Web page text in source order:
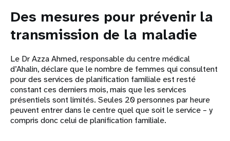
Des mesures pour prévenir la
transmission de la maladie
Le Dr Azza Ahmed, responsable du centre médical
d’Ahalin, déclare que le nombre de femmes qui consultent
pour des services de planification familiale est resté
constant ces derniers mois, mais que les services
présentiels sont limités. Seules 20 personnes par heure
peuvent entrer dans le centre quel que soit le service – y
compris donc celui de planification familiale.